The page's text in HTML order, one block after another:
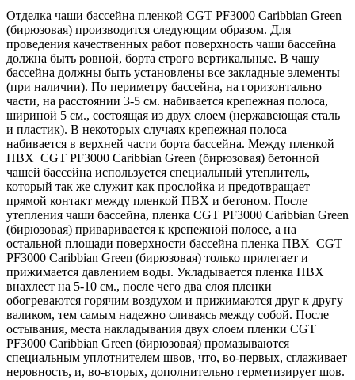
Отделка чаши бассейна пленкой CGT PF3000 Caribbian Green
(бирюзовая) производится следующим образом. Для
проведения качественных работ поверхность чаши бассейна
должна быть ровной, борта строго вертикальные. В чашу
бассейна должны быть установлены все закладные элементы
(при наличии). По периметру бассейна, на горизонтально
части, на расстоянии 3-5 см. набивается крепежная полоса,
шириной 5 см., состоящая из двух слоем (нержавеющая сталь
и пластик). В некоторых случаях крепежная полоса
набивается в верхней части борта бассейна. Между пленкой
ПВХ CGT PF3000 Caribbian Green (бирюзовая) бетонной
чашей бассейна используется специальный утеплитель,
который так же служит как прослойка и предотвращает
прямой контакт между пленкой ПВХ и бетоном. После
утепления чаши бассейна, пленка CGT PF3000 Caribbian Green
(бирюзовая) приваривается к крепежной полосе, а на
остальной площади поверхности бассейна пленка ПВХ CGT
PF3000 Caribbian Green (бирюзовая) только прилегает и
прижимается давлением воды. Укладывается пленка ПВХ
внахлест на 5-10 см., после чего два слоя пленки
обогреваются горячим воздухом и прижимаются друг к другу
валиком, тем самым надежно сливаясь между собой. После
остывания, места накладывания двух слоем пленки CGT
PF3000 Caribbian Green (бирюзовая) промазываются
специальным уплотнителем швов, что, во-первых, сглаживает
неровность, и, во-вторых, дополнительно герметизирует шов.